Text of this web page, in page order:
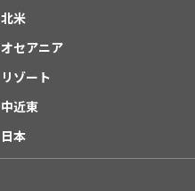
北米
オセアニア
リゾート
中近東
日本